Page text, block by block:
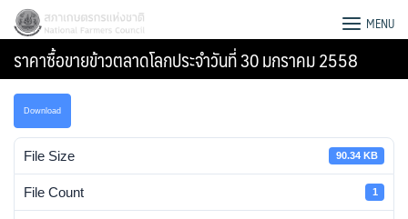
Skip
content
สภาเกษตรกรแห่งชาติ MENU
ราคาซื้อขายข้าวตลาดโลกประจำวันที่ 30 มกราคม 2558
Download
File Size 90.34 KB
File Count 1